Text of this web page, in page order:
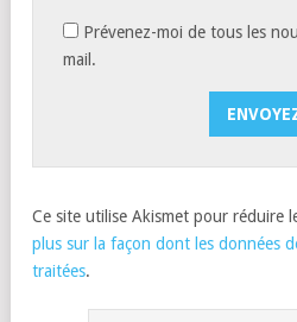
Prévenez-moi de tous les
mail.
Ce site utilise Akismet pour réduire
plus sur la façon dont les données
traitées.